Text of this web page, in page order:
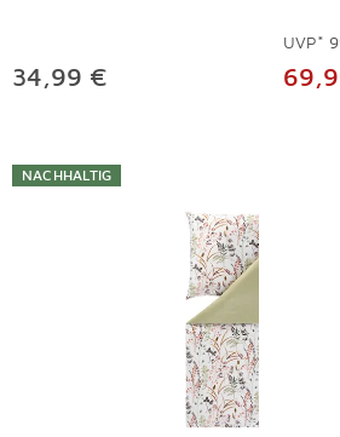
34,99 €
UVP*
NACHHALTIG